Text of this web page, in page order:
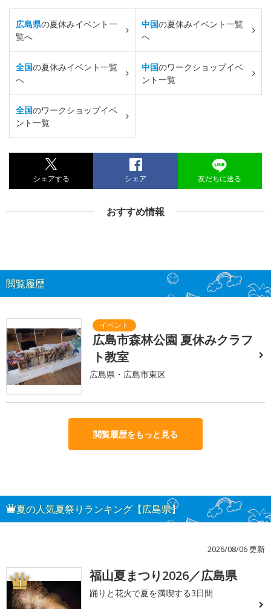
広島県の夏休みイベント一
覧へ
中国の夏休みイベント一覧
へ
全国の夏休みイベント一覧
へ
中国のワークショップイベ
ント一覧
全国のワークショップイベ
ント一覧
シェアする シェア 友だちに送る
おすすめ情報
閲覧履歴
広島市森林公園 夏休みクラフ
ト教室
広島県・広島市東区
閲覧履歴をもっと見る
夏の人気夏祭りランキング【広島県】
2026/08/06 更新
1 福山夏まつり2026／広島県
踊りと花火で夏を満喫する3日間